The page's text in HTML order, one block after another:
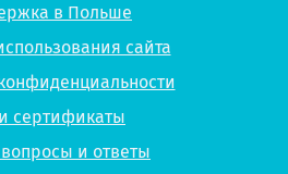
в Польше
сайта
сертификаты
и ответы